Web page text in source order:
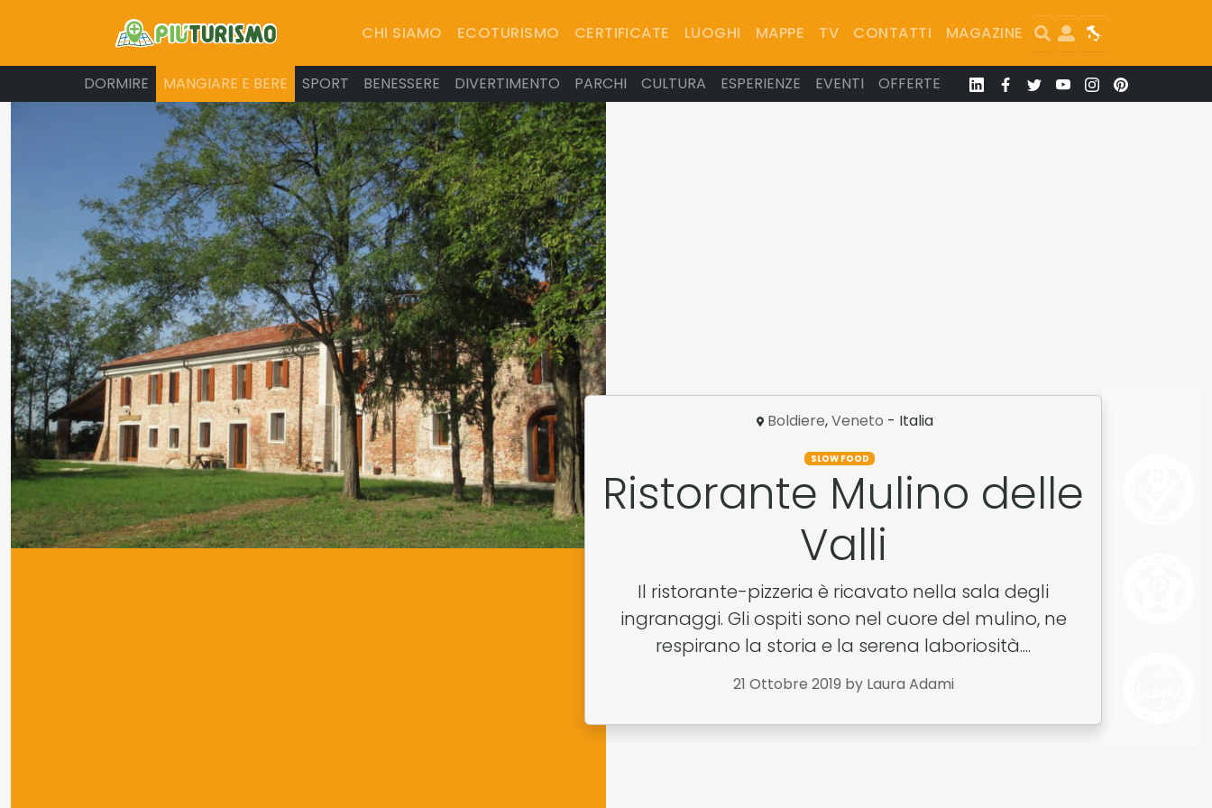
CHI SIAMO ECOTURISMO CERTIFICATE LUOGHI MAPPE TV CONTATTI MAGAZINE Search
User Map
DORMIRE MANGIARE E BERE SPORT BENESSERE DIVERTIMENTO PARCHI CULTURA ESPERIENZE EVENTI OFFERTE
Boldiere,Veneto - Italia
SLOW FOOD
Ristorante Mulino delle
Valli
Il ristorante-pizzeria è ricavato nella sala degli
ingranaggi. Gli ospiti sono nel cuore del mulino, ne
respirano la storia e la serena laboriosità....
21 Ottobre 2019 by Laura Adami